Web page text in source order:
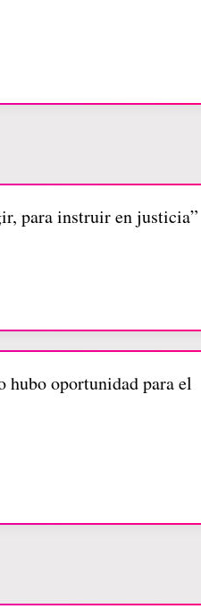
para instruir en justicia”
hubo oportunidad para el